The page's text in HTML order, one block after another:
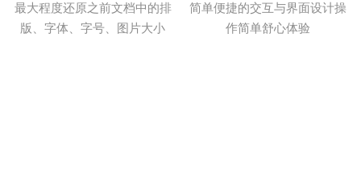
最大程度还原之前文档中的排
版、字体、字号、图片大小
简单便捷的交互与界面设计操
作简单舒心体验